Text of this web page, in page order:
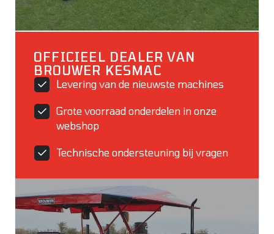
OFFICIEEL DEALER VAN
BROUWER KESMAC
Levering van de nieuwste machines
Grote voorraad onderdelen in onze
webshop
Technische ondersteuning bij vragen